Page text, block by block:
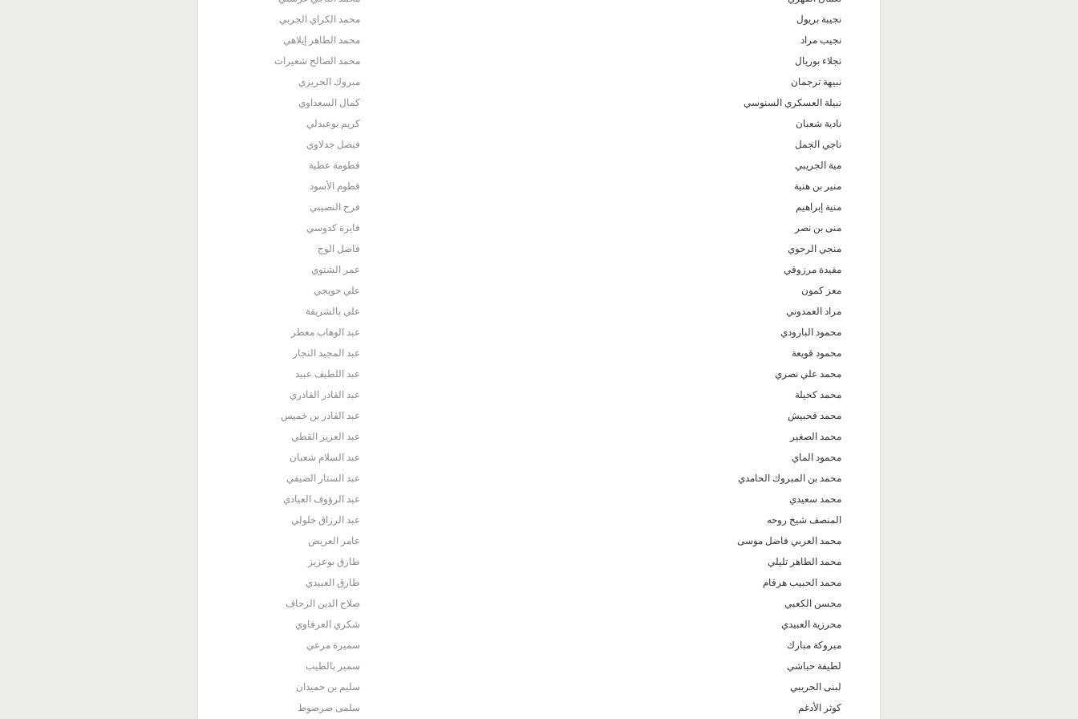
نجيبة بريول
نجيب مراد
نجلاء بوريال
نبيهة ترجمان
نبيلة العسكري السنوسي
نادية شعبان
ناجي الجمل
مية الجريبي
منير بن هنية
منية إبراهيم
منى بن نصر
منجي الرحوي
مفيدة مرزوقي
معز كمون
مراد العمدوني
محمود البارودي
محمود قويعة
محمد علي نصري
محمد كحيلة
محمد قحبيش
محمد الصغير
محمود الماي
محمد بن المبروك الحامدي
محمد سعيدي
المنصف شيخ روحه
محمد العربي فاضل موسى
محمد الطاهر تليلي
محمد الحبيب هرقام
محسن الكعبي
محرزية العبيدي
مبروكة مبارك
لطيفة حباشي
لبنى الجريبي
كوثر الأدغم
محمد الكراي الجربي
محمد الطاهر إيلاهي
محمد الصالح شعيرات
مبروك الحريزي
كمال السعداوي
كريم بوعبدلي
فيصل جدلاوي
فطومة عطية
فطوم الأسود
فرح النصيبي
فايزة كدوسي
فاضل الوج
عمر الشتوي
علي حويجي
علي بالشريفة
عبد الوهاب معطر
عبد المجيد النجار
عبد اللطيف عبيد
عبد القادر القادري
عبد القادر بن خميس
عبد العزيز القطي
عبد السلام شعبان
عبد الستار الضيفي
عبد الرؤوف العيادي
عبد الرزاق خلولي
عامر العريض
طارق بوعزيز
طارق العبيدي
صلاح الدين الزحاف
شكري العرفاوي
سميرة مرعي
سمير بالطيب
سليم بن حميدان
سلمى صرصوط